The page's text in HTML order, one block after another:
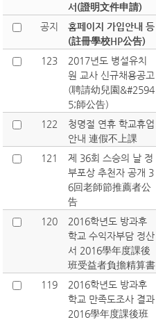
서(證明文件申請)
공지
홈페이지 가입안내 등
(註冊學校HP公告)
123
2017년도 병설유치
원 교사 신규채용공고
(聘請幼兒園&#2594
5;師公告)
122
청명절 연휴 학교휴업
안내 連假不上課
121
제 36회 스승의 날 정
부포상 추천자 공개 3
6回老師節推薦者公
告
120
2016학년도 방과후
학교 수익자부담 정산
서 2016學年度課後
班受益者負擔精算書
119
2016학년도 방과후
학교 만족도조사 결과
2016學年度課後班